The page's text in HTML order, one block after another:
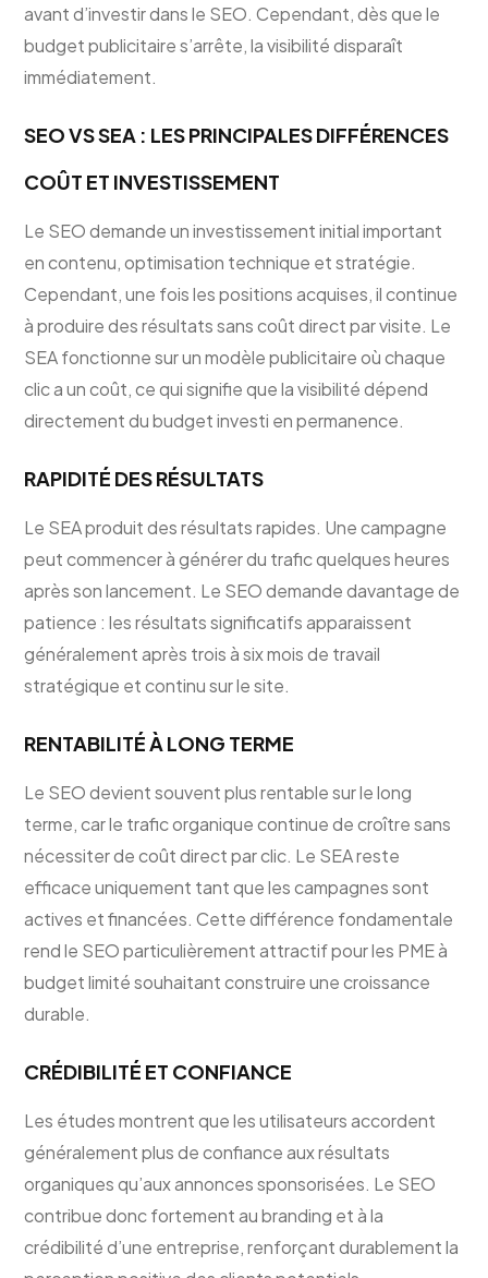
avant d’investir dans le SEO. Cependant, dès que le
budget publicitaire s’arrête, la visibilité disparaît
immédiatement.
SEO VS SEA : LES PRINCIPALES DIFFÉRENCES
COÛT ET INVESTISSEMENT
Le SEO demande un investissement initial important
en contenu, optimisation technique et stratégie.
Cependant, une fois les positions acquises, il continue
à produire des résultats sans coût direct par visite. Le
SEA fonctionne sur un modèle publicitaire où chaque
clic a un coût, ce qui signifie que la visibilité dépend
directement du budget investi en permanence.
RAPIDITÉ DES RÉSULTATS
Le SEA produit des résultats rapides. Une campagne
peut commencer à générer du trafic quelques heures
après son lancement. Le SEO demande davantage de
patience : les résultats significatifs apparaissent
généralement après trois à six mois de travail
stratégique et continu sur le site.
RENTABILITÉ À LONG TERME
Le SEO devient souvent plus rentable sur le long
terme, car le trafic organique continue de croître sans
nécessiter de coût direct par clic. Le SEA reste
efficace uniquement tant que les campagnes sont
actives et financées. Cette différence fondamentale
rend le SEO particulièrement attractif pour les PME à
budget limité souhaitant construire une croissance
durable.
CRÉDIBILITÉ ET CONFIANCE
Les études montrent que les utilisateurs accordent
généralement plus de confiance aux résultats
organiques qu’aux annonces sponsorisées. Le SEO
contribue donc fortement au branding et à la
crédibilité d’une entreprise, renforçant durablement la